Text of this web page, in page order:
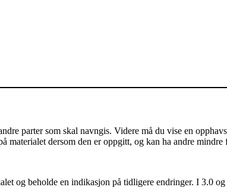
parter som skal navngis. Videre må du vise en
materialet dersom den er oppgitt, og kan ha andre mindre
og beholde en indikasjon på tidligere endringer. I 3.0